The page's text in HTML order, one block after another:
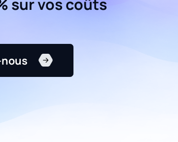
sur vos coûts